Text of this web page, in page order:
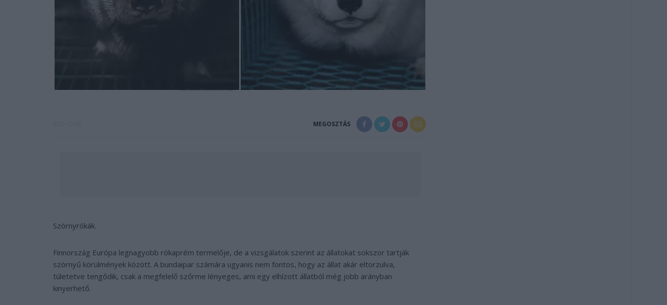
MEGOSZTÁS
Szörnyrókák.
Finnország Európa legnagyobb rókaprém termelője, de a vizsgálatok szerint az állatokat sokszor tartják
szörnyű körülmények között. A bundaipar számára ugyanis nem fontos, hogy az állat akár eltorzulva,
túletetve tengődik, csak a megfelelő szőrme lényeges, ami egy elhízott állatból még jobb arányban
kinyerhető.